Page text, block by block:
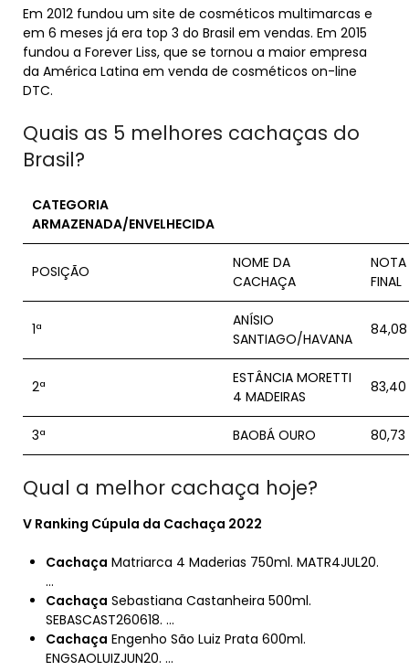
Em 2012 fundou um site de cosméticos multimarcas e
em 6 meses já era top 3 do Brasil em vendas. Em 2015
fundou a Forever Liss, que se tornou a maior empresa
da América Latina em venda de cosméticos on-line
DTC.
Quais as 5 melhores cachaças do
Brasil?
CATEGORIA
ARMAZENADA/ENVELHECIDA
POSIÇÃO
NOME DA
CACHAÇA
NOTA
FINAL
1ª
ANÍSIO
SANTIAGO/HAVANA
84,08
2ª
ESTÂNCIA MORETTI
4 MADEIRAS
83,40
3ª BAOBÁ OURO 80,73
Qual a melhor cachaça hoje?
V Ranking Cúpula da Cachaça 2022
Cachaça Matriarca 4 Maderias 750ml. MATR4JUL20.
…
Cachaça Sebastiana Castanheira 500ml.
SEBASCAST260618. …
Cachaça Engenho São Luiz Prata 600ml.
ENGSAOLUIZJUN20. …